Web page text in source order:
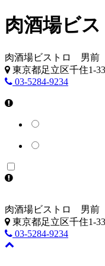
肉酒場ビ
肉酒場ビストロ 男前
東京都足立区千住1-
03-5284-9234
肉酒場ビストロ 男前
東京都足立区千住1-
03-5284-9234